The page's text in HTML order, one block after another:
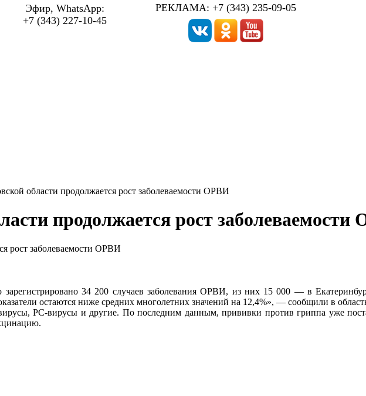
Эфир, WhatsApp:
+7 (343) 227-10-45
РЕКЛАМА: +7 (343) 235-09-05
области продолжается рост заболеваемости ОРВИ
продолжается рост
34 200 случаев заболевания ОРВИ, из них 15 000 — в
остаются ниже средних многолетних значений на 12,4%», — сообщили в
РС-вирусы и другие. По последним данным, прививки против гриппа уже